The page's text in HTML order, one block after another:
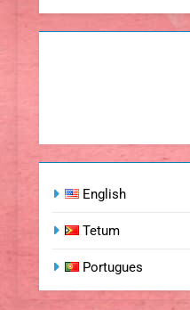
English
Tetum
Portugues